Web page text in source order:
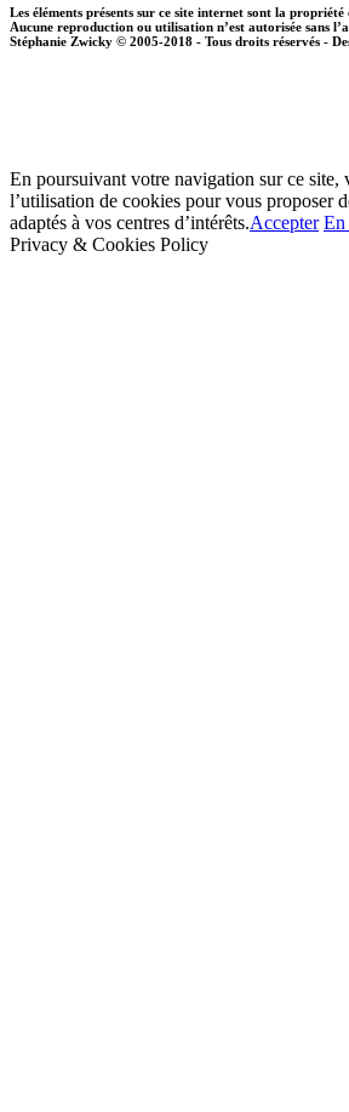
Les éléments présents sur ce site internet sont la
Aucune reproduction ou utilisation n’est autorisée sans
Stéphanie Zwicky © 2005-2018 - Tous droits réservés -
En poursuivant votre navigation sur ce site,
l’utilisation de cookies pour vous proposer
adaptés à vos centres d’intérêts.Accepter En
Privacy & Cookies Policy